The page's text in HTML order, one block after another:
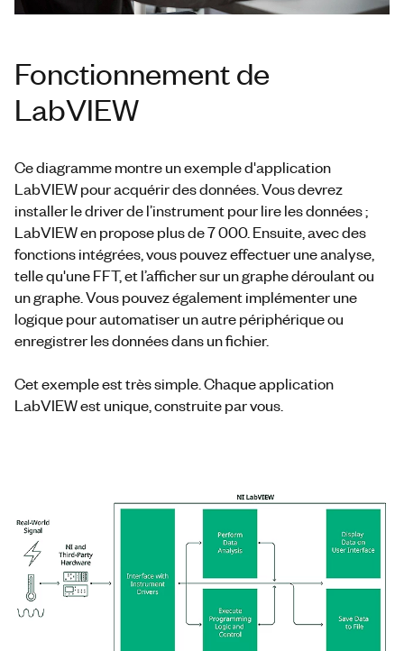
Fonctionnement de
LabVIEW
Ce diagramme montre un exemple d'application
LabVIEW pour acquérir des données. Vous devrez
installer le driver de l’instrument pour lire les données ;
LabVIEW en propose plus de 7 000. Ensuite, avec des
fonctions intégrées, vous pouvez effectuer une analyse,
telle qu'une FFT, et l’afficher sur un graphe déroulant ou
un graphe. Vous pouvez également implémenter une
logique pour automatiser un autre périphérique ou
enregistrer les données dans un fichier.
Cet exemple est très simple. Chaque application
LabVIEW est unique, construite par vous.